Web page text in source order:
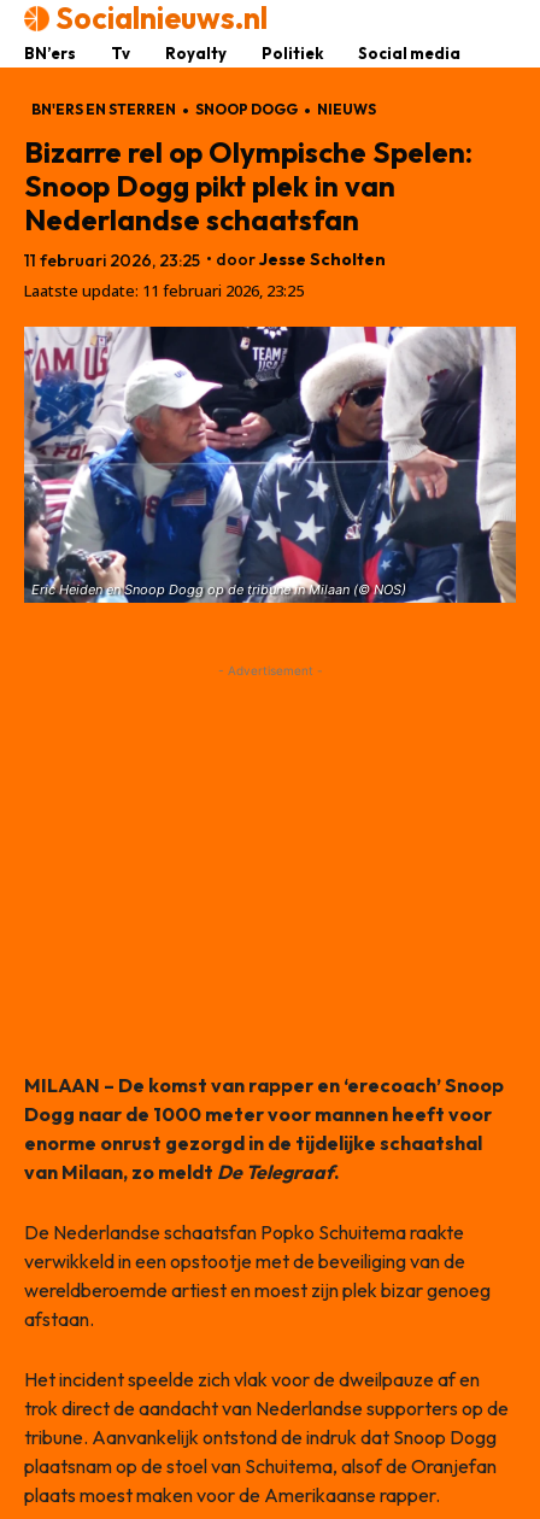
Socialnieuws.nl
BN’ers Tv Royalty Politiek Social media
BN'ERS EN STERREN SNOOP DOGG NIEUWS
Bizarre rel op Olympische Spelen:
Snoop Dogg pikt plek in van
Nederlandse schaatsfan
11 februari 2026, 23:25 • doorJesse Scholten
Laatste update: 11 februari 2026, 23:25
Eric Heiden en Snoop Dogg op de tribune in Milaan (© NOS)
- Advertisement -
MILAAN – De komst van rapper en ‘erecoach’ Snoop
Dogg naar de 1000 meter voor mannen heeft voor
enorme onrust gezorgd in de tijdelijke schaatshal
van Milaan, zo meldt De Telegraaf.
De Nederlandse schaatsfan Popko Schuitema raakte
verwikkeld in een opstootje met de beveiliging van de
wereldberoemde artiest en moest zijn plek bizar genoeg
afstaan.
Het incident speelde zich vlak voor de dweilpauze af en
trok direct de aandacht van Nederlandse supporters op de
tribune. Aanvankelijk ontstond de indruk dat Snoop Dogg
plaatsnam op de stoel van Schuitema, alsof de Oranjefan
plaats moest maken voor de Amerikaanse rapper.